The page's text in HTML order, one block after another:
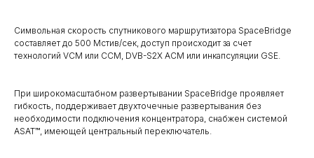
Символьная скорость спутникового маршрутизатора SpaceBridge
составляет до 500 Мстив/сек, доступ происходит за счет
технологий VCM или CCM, DVB-S2X ACM или инкапсуляции GSE.
При широкомасштабном развертывании SpaceBridge проявляет
гибкость, поддерживает двухточечные развертывания без
необходимости подключения концентратора, снабжен системой
ASAT™, имеющей центральный переключатель.